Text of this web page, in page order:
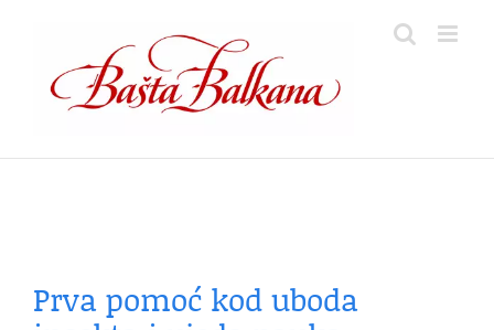
content
Prva pomoć kod uboda